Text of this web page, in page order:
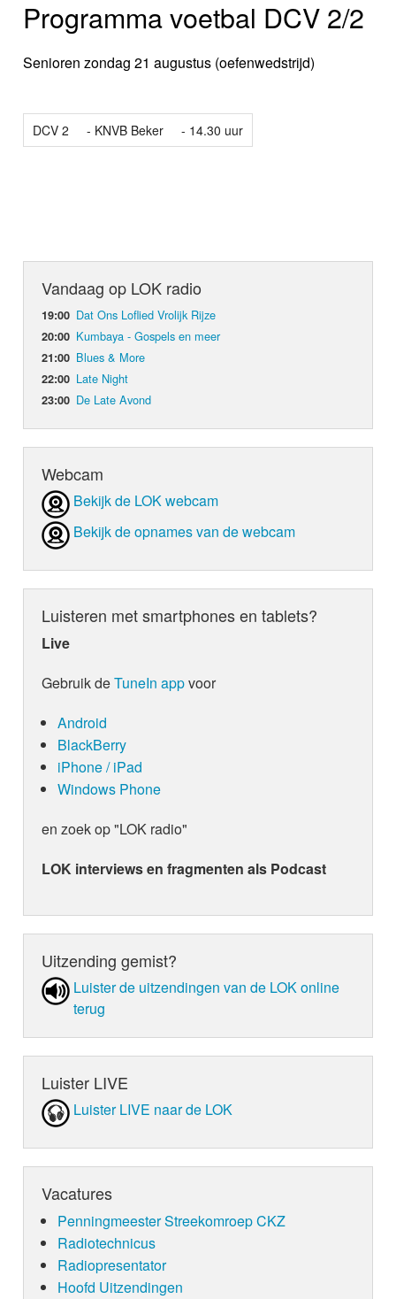
Programma voetbal DCV 2/2
Senioren zondag 21 augustus (oefenwedstrijd)
DCV 2 - KNVB Beker - 14.30 uur
Vandaag op LOK radio
19:00 Dat Ons Loflied Vrolijk Rijze
20:00 Kumbaya - Gospels en meer
21:00 Blues & More
22:00 Late Night
23:00 De Late Avond
Webcam
Bekijk de LOK webcam
Bekijk de opnames van de webcam
Luisteren met smartphones en tablets?
Live
Gebruik deTuneIn appvoor
Android
BlackBerry
iPhone / iPad
Windows Phone
en zoek op "LOK radio"
LOK interviews en fragmenten als Podcast
Uitzending gemist?
Luister de uit­zen­din­gen van de LOK online
terug
Luister LIVE
Luister LIVE naar de LOK
Vacatures
Penningmeester Streekomroep CKZ
Radiotechnicus
Radiopresentator
Hoofd Uitzendingen